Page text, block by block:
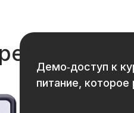
уже
Демо‑доступ к
питание, которое